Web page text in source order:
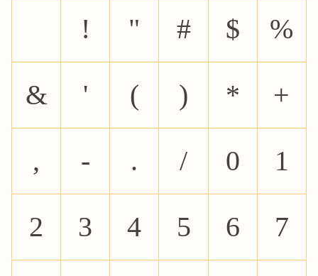
! " # $ %
& ' ( ) * +
, - . / 0 1
2 3 4 5 6 7